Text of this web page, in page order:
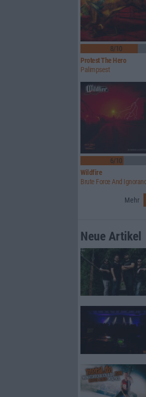
8/10
Protest The Hero
Palimpsest
6/10
Wildfire
Mehr
Neue Artikel